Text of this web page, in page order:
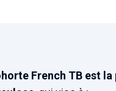
French TB est